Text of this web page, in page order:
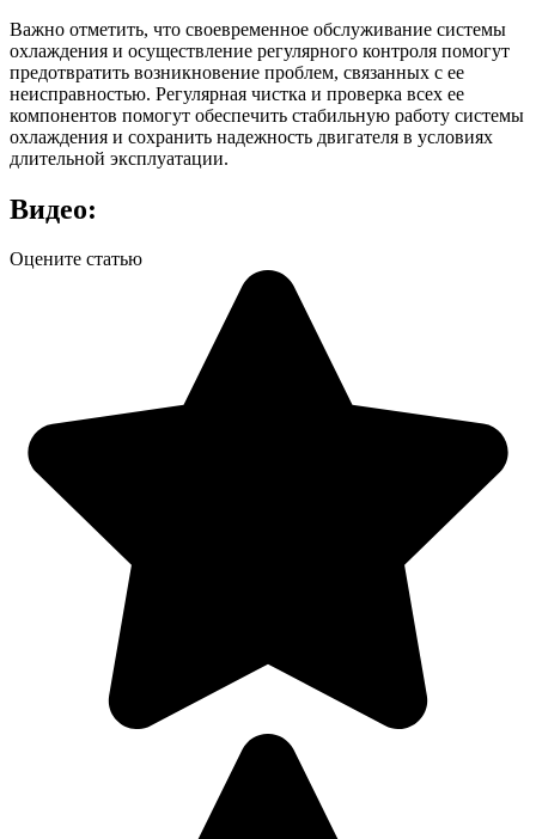
Важно отметить, что своевременное обслуживание системы
охлаждения и осуществление регулярного контроля помогут
предотвратить возникновение проблем, связанных с ее
неисправностью. Регулярная чистка и проверка всех ее
компонентов помогут обеспечить стабильную работу системы
охлаждения и сохранить надежность двигателя в условиях
длительной эксплуатации.
Видео:
Оцените статью